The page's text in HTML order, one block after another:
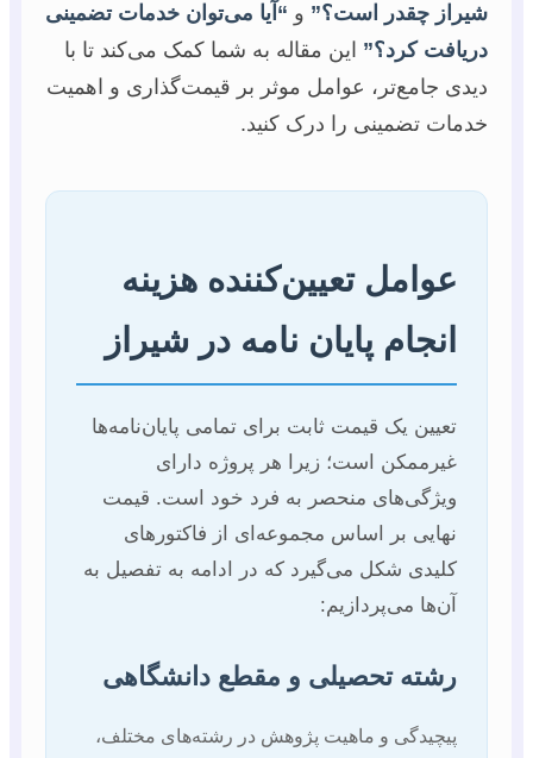
شیراز چقدر است؟”و “آیا می‌توان خدمات تضمینی
دریافت کرد؟”این مقاله به شما کمک می‌کند تا با
دیدی جامع‌تر، عوامل موثر بر قیمت‌گذاری و اهمیت
خدمات تضمینی را درک کنید.
عوامل تعیین‌کننده هزینه
انجام پایان نامه در شیراز
تعیین یک قیمت ثابت برای تمامی پایان‌نامه‌ها
غیرممکن است؛ زیرا هر پروژه دارای
ویژگی‌های منحصر به فرد خود است. قیمت
نهایی بر اساس مجموعه‌ای از فاکتورهای
کلیدی شکل می‌گیرد که در ادامه به تفصیل به
آن‌ها می‌پردازیم:
رشته تحصیلی و مقطع دانشگاهی
پیچیدگی و ماهیت پژوهش در رشته‌های مختلف،